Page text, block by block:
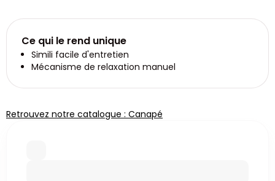
Ce qui le rend unique
Simili facile d'entretien
Mécanisme de relaxation manuel
Retrouvez notre catalogue : Canapé